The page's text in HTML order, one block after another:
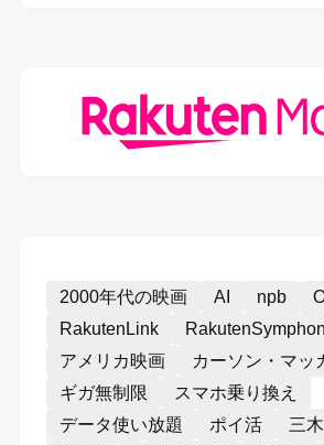
2000年代の映画 AI npb
RakutenLink
アメリカ映画
カーソン・マッ
ギガ無制限
スマホ乗り換え
データ使い放題
ポイ活
三